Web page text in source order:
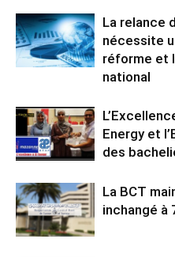
La relance
nécessite
réforme et
national
Energy et
des
La BCT
inchangé à